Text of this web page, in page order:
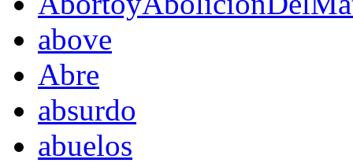
above
Abre
absurdo
abuelos